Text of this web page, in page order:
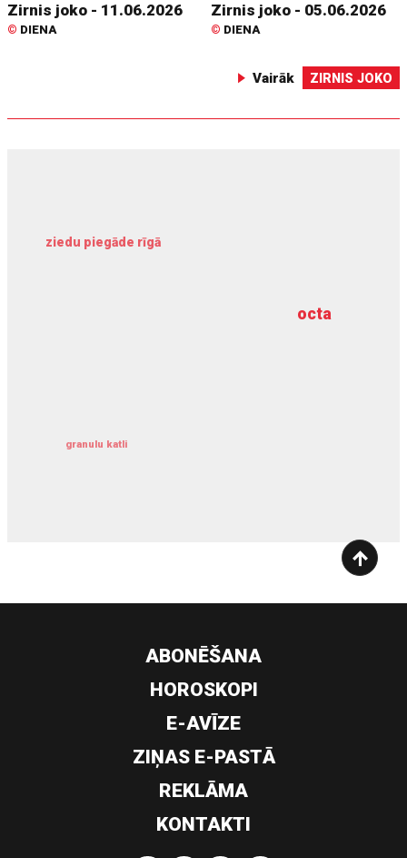
Zirnis joko - 11.06.2026
© DIENA
Zirnis joko - 05.06.2026
© DIENA
Vairāk ZIRNIS JOKO
octa
ziedu piegāde rīgā
granulu katli
dziļurbums
ABONĒŠANA
HOROSKOPI
E-AVĪZE
ZIŅAS E-PASTĀ
REKLĀMA
KONTAKTI